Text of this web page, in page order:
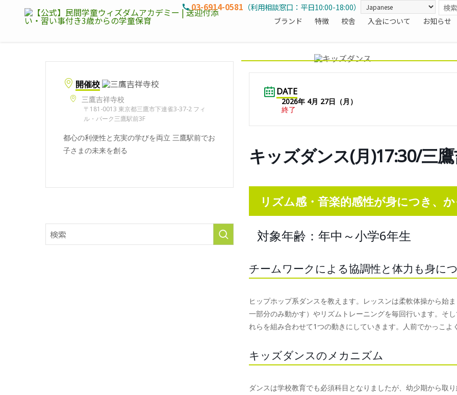
ブランド 特徴 校舎 入会について お知らせ
03-6914-0581 （利用相談窓口：平日10:00-18:00）
開催校
三鷹吉祥寺校
〒181-0013 東京都三鷹市下連雀3-37-2 フィ
ル・パーク三鷹駅前3F
都心の利便性と充実の学びを両立 三鷹駅前でお
子さまの未来を創る
DATE
2026年 4月 27日（月）
終了
キッズダンス(月)17:30/三
リズム感・音楽的感性が身につき、
対象年齢：年中～小学6年生
チームワークによる協調性と体力も身につ
ヒップホップ系ダンスを教えます。レッスンは柔軟体操から始
一部分のみ動かす）やリズムトレーニングを毎回行います。そ
れらを組み合わせて1つの動きにしていきます。人前でかっこよ
キッズダンスのメカニズム
ダンスは学校教育でも必須科目となりましたが、幼少期から取